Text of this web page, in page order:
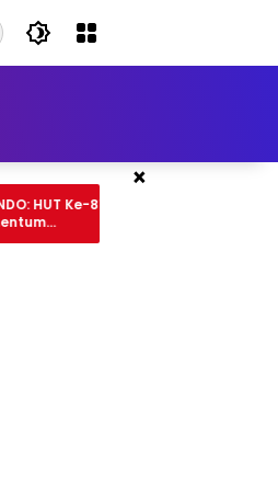
×
Ekspedisi Merah Putih
Hadirkan Negara di Teras